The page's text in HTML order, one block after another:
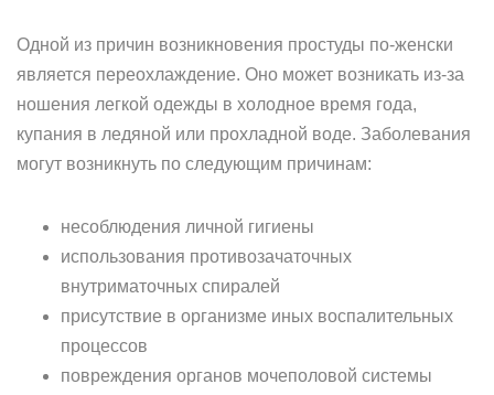
Одной из причин возникновения простуды по-женски
является переохлаждение. Оно может возникать из-за
ношения легкой одежды в холодное время года,
купания в ледяной или прохладной воде. Заболевания
могут возникнуть по следующим причинам:
несоблюдения личной гигиены
использования противозачаточных
внутриматочных спиралей
присутствие в организме иных воспалительных
процессов
повреждения органов мочеполовой системы